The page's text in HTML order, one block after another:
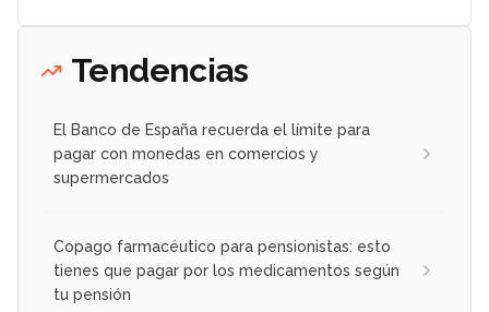
Tendencias
El Banco de España recuerda el límite para
pagar con monedas en comercios y
supermercados
Copago farmacéutico para pensionistas: esto
tienes que pagar por los medicamentos según
tu pensión